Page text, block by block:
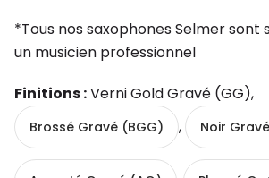
*Tous nos saxophones Selmer
un musicien professionnel
Finitions :Verni Gold Gravé (GG),
Brossé Gravé (BGG) , Noir